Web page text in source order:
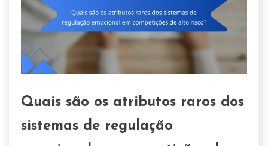
Quais são os atributos raros dos
sistemas de regulação